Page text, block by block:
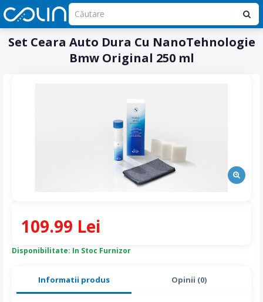
Set Ceara Auto Dura Cu NanoTehnologie
Bmw Original 250 ml
Informatii produs Opinii (0)
Disponibilitate: In Stoc Furnizor
109.99 Lei